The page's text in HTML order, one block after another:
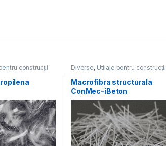
construcții Diverse, Utilaje pentru construcții
Macrofibra structurala
ConMec-iBeton